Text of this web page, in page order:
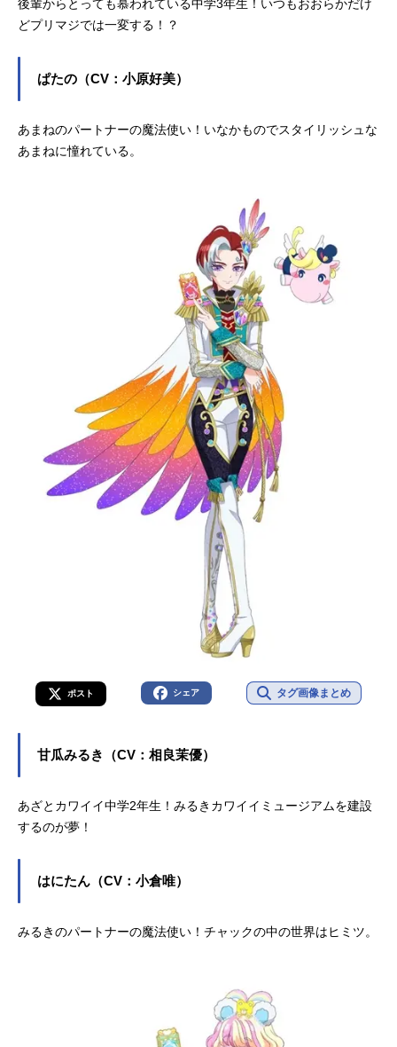
後輩からとっても慕われている中学3年生！いつもおおらかだけ
どプリマジでは一変する！？
ぱたの（CV：小原好美）
あまねのパートナーの魔法使い！いなかものでスタイリッシュな
あまねに憧れている。
ポスト シェア タグ画像まとめ
甘瓜みるき（CV：相良茉優）
あざとカワイイ中学2年生！みるきカワイイミュージアムを建設
するのが夢！
はにたん（CV：小倉唯）
みるきのパートナーの魔法使い！チャックの中の世界はヒミツ。